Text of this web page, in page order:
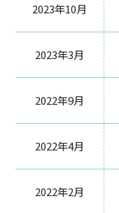
2023年10月
2023年3月
2022年9月
2022年4月
2022年2月